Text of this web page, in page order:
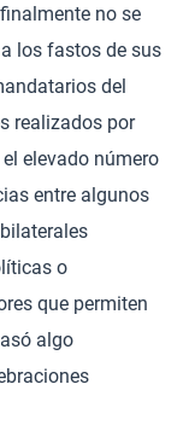
no se
los fastos de sus
del
realizados por
elevado número
entre algunos
o
que permiten
algo